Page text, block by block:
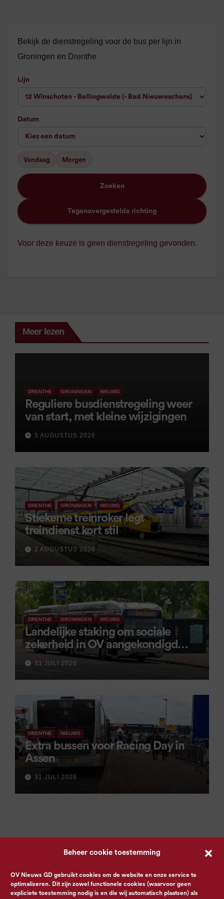
Beheer cookie toestemming
OV Nieuws GD gebruikt cookies om de website en onze service te
optimaliseren. Dit zijn zowel functionele cookies (waarvoor geen
expliciete toestemming nodig is en die wij automatisch plaatsen) als
Bekijk de dienstregeling voor de bus per lijn in
Groningen en Drenthe
Lijn
Datum
Vandaag Morgen
Zoeken
Tegenovergestelde richting
Voor deze keuze is geen dienstregeling gevonden.
Meer lezen
DRENTHE GRONINGEN NIEUWS
Reguliere busdienstregeling weer
van start, met kleine wijzigingen
5 AUGUSTUS 2026
DRENTHE GRONINGEN NIEUWS
Stiekeme treinroker legt
treindienst kort stil
2 AUGUSTUS 2026
DRENTHE GRONINGEN NIEUWS
Landelijke staking om sociale
zekerheid in OV aangekondigd
voor 9 september
31 JULI 2026
DRENTHE NIEUWS
Extra bussen voor Racing Day in
Assen
31 JULI 2026